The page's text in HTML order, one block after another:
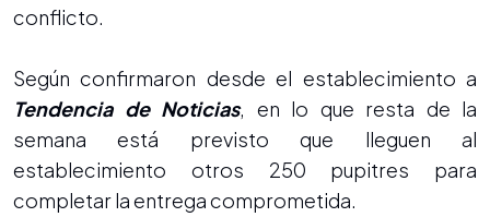
conflicto.
Según confirmaron desde el establecimiento a
Tendencia de Noticias, en lo que resta de la
semana está previsto que lleguen al
establecimiento otros 250 pupitres para
completar la entrega comprometida.